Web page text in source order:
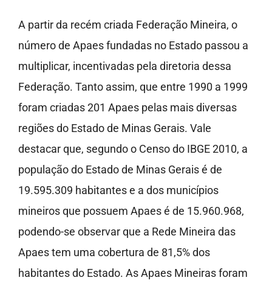
A partir da recém criada Federação Mineira, o
número de Apaes fundadas no Estado passou a
multiplicar, incentivadas pela diretoria dessa
Federação. Tanto assim, que entre 1990 a 1999
foram criadas 201 Apaes pelas mais diversas
regiões do Estado de Minas Gerais. Vale
destacar que, segundo o Censo do IBGE 2010, a
população do Estado de Minas Gerais é de
19.595.309 habitantes e a dos municípios
mineiros que possuem Apaes é de 15.960.968,
podendo-se observar que a Rede Mineira das
Apaes tem uma cobertura de 81,5% dos
habitantes do Estado. As Apaes Mineiras foram